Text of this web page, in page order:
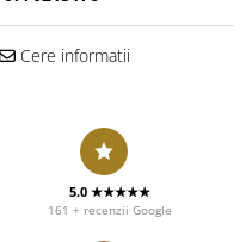
Cere informatii
5.0 ★★★★★
161 + recenzii Google